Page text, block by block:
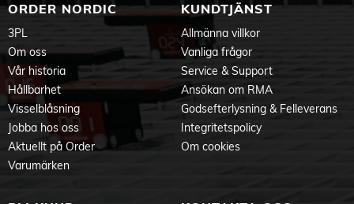
ORDER NORDIC
3PL
Om oss
Vår historia
Hållbarhet
Visselblåsning
Jobba hos oss
Aktuellt på Order
Varumärken
KUNDTJÄNST
Allmänna villkor
Vanliga frågor
Service & Support
Ansökan om RMA
Godsefterlysning & Felleverans
Integritetspolicy
Om cookies